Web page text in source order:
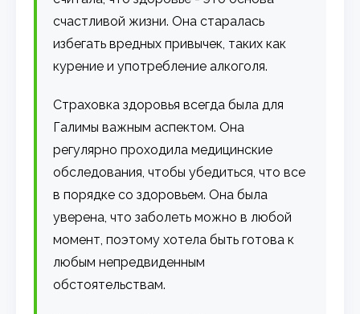
счастливой жизни. Она старалась
избегать вредных привычек, таких как
курение и употребление алкоголя.
Страховка здоровья всегда была для
Галимы важным аспектом. Она
регулярно проходила медицинские
обследования, чтобы убедиться, что все
в порядке со здоровьем. Она была
уверена, что заболеть можно в любой
момент, поэтому хотела быть готова к
любым непредвиденным
обстоятельствам.